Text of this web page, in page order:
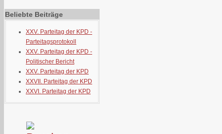
Beliebte Beiträge
XXV. Parteitag der KPD -
Parteitagsprotokoll
XXV. Parteitag der KPD -
Politischer Bericht
XXV. Parteitag der KPD
XXVII. Parteitag der KPD
XXVI. Parteitag der KPD